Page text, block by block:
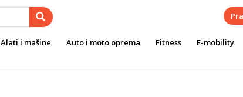
Alati i mašine Auto i moto oprema Fitness E-mobility